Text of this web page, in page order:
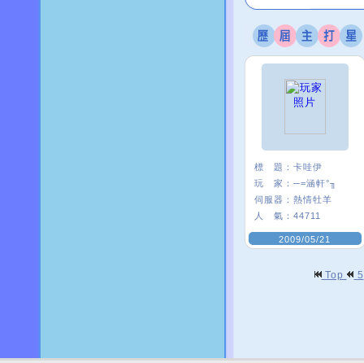
標 題： 卡哇伊
玩 家： ─=涵軒°╖
伺服器： 熱情牡羊
人 氣： 44711
2009/05/21
Top 5